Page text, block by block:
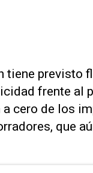
tiene previsto
frente al
cero de los
que